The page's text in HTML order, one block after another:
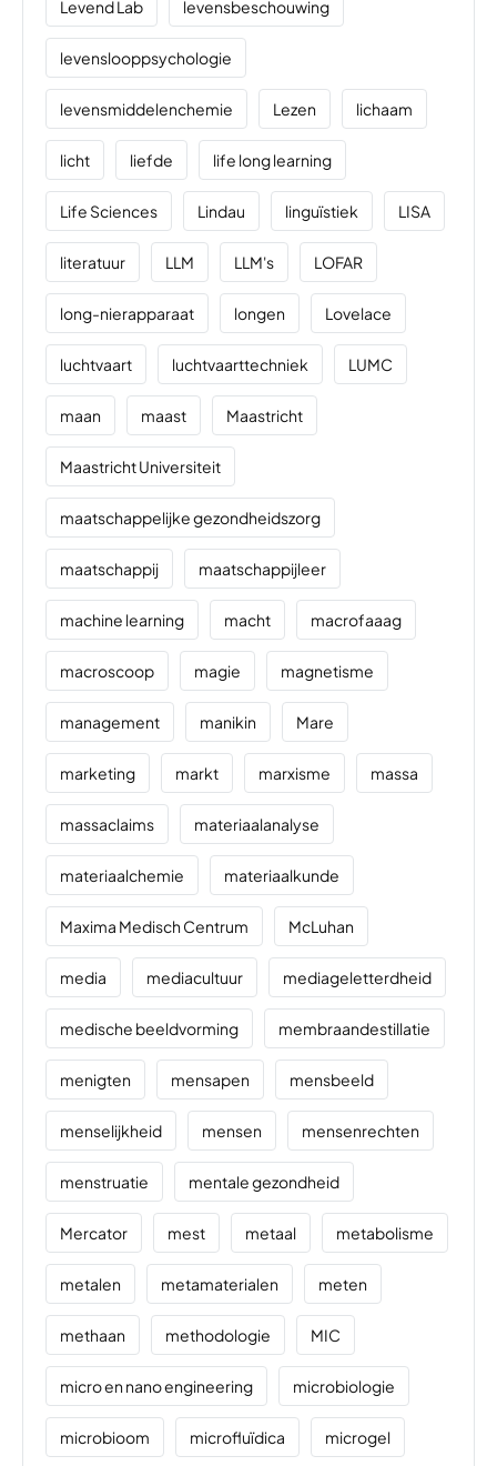
Levend Lab levensbeschouwing
levenslooppsychologie
levensmiddelenchemie Lezen lichaam
licht liefde life long learning
Life Sciences Lindau linguïstiek LISA
literatuur LLM LLM's LOFAR
long-nierapparaat longen Lovelace
luchtvaart luchtvaarttechniek LUMC
maan maast Maastricht
Maastricht Universiteit
maatschappelijke gezondheidszorg
maatschappij maatschappijleer
machine learning macht macrofaaag
macroscoop magie magnetisme
management manikin Mare
marketing markt marxisme massa
massaclaims materiaalanalyse
materiaalchemie materiaalkunde
Maxima Medisch Centrum McLuhan
media mediacultuur mediageletterdheid
medische beeldvorming membraandestillatie
menigten mensapen mensbeeld
menselijkheid mensen mensenrechten
menstruatie mentale gezondheid
Mercator mest metaal metabolisme
metalen metamaterialen meten
methaan methodologie MIC
micro en nano engineering microbiologie
microbioom microfluïdica microgel